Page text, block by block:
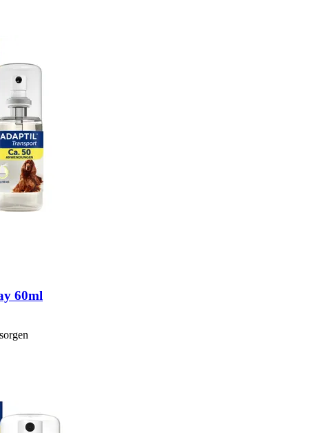
60ml